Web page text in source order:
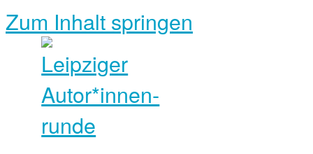
Zum Inhalt springen